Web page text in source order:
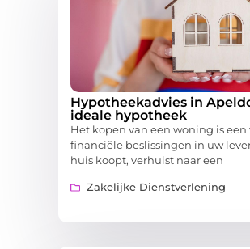
Hypotheekadvies in
ideale hypotheek
Het kopen van een woning is een
financiële beslissingen in uw
huis koopt, verhuist naar een
Zakelijke Dienstverlening